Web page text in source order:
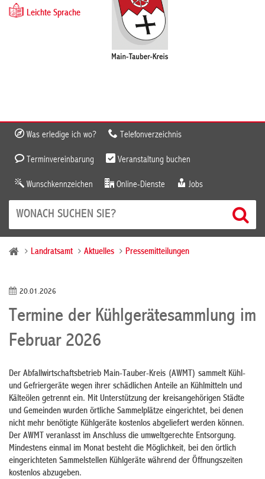
Leichte Sprache
Was erledige ich wo? Telefonverzeichnis
Terminvereinbarung Veranstaltung buchen
Wunschkennzeichen Online-Dienste Jobs
Landratsamt Aktuelles Pressemitteilungen
20.01.2026
Termine der Kühlgerätesammlung im
Februar 2026
Der Abfallwirtschaftsbetrieb Main-Tauber-Kreis (AWMT) sammelt Kühl-
und Gefriergeräte wegen ihrer schädlichen Anteile an Kühlmitteln und
Kälteölen getrennt ein. Mit Unterstützung der kreisangehörigen Städte
und Gemeinden wurden örtliche Sammelplätze eingerichtet, bei denen
nicht mehr benötigte Kühlgeräte kostenlos abgeliefert werden können.
Der AWMT veranlasst im Anschluss die umweltgerechte Entsorgung.
Mindestens einmal im Monat besteht die Möglichkeit, bei den örtlich
eingerichteten Sammelstellen Kühlgeräte während der Öffnungszeiten
kostenlos abzugeben.